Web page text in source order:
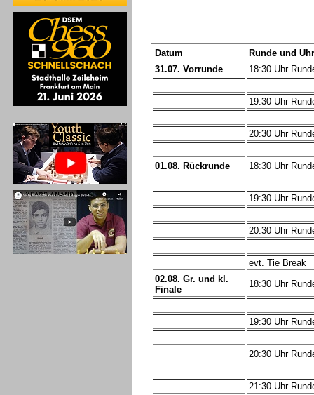
Datum
Runde und
31.07. Vorrunde
18:30 Uhr
19:30 Uhr
20:30 Uhr
01.08. Rückrunde 18:30 Uhr
19:30 Uhr
20:30 Uhr
evt. Tie Break
02.08. Gr. und kl.
Finale
18:30 Uhr
19:30 Uhr
20:30 Uhr
21:30 Uhr